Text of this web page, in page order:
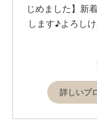
じめました】新
します♪よろし
詳しいプ